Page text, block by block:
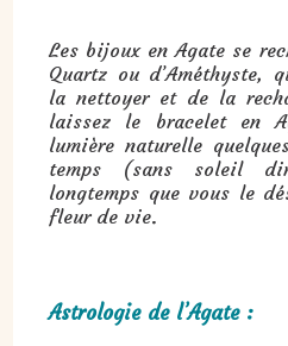
Les bijoux en Agate se
Quartz ou
la nettoyer et de la
laissez le bracelet en
lumière naturelle
temps (sans soleil
longtemps que vous le
fleur de vie.
Astrologie de l’Agate :